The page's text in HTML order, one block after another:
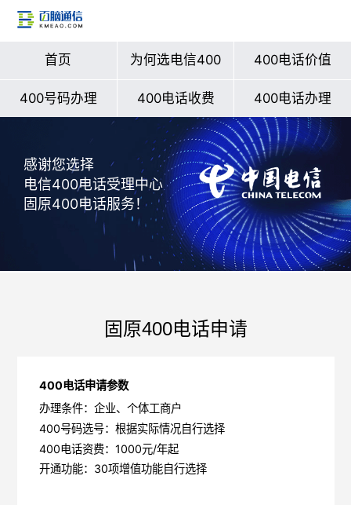
首页 为何选电信400 400电话价值
400号码办理 400电话收费 400电话办理
感谢您选择
电信400电话受理中心
固原400电话服务！
固原400电话申请
400电话申请参数
办理条件：企业、个体工商户
400号码选号：根据实际情况自行选择
400电话资费：1000元/年起
开通功能：30项增值功能自行选择